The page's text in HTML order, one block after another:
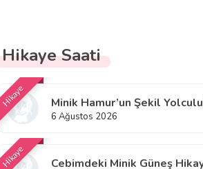
Hikaye Saati
Hikaye Minik Hamur’un Şekil
6 Ağustos 2026
Hikaye Cebimdeki Minik Güneş